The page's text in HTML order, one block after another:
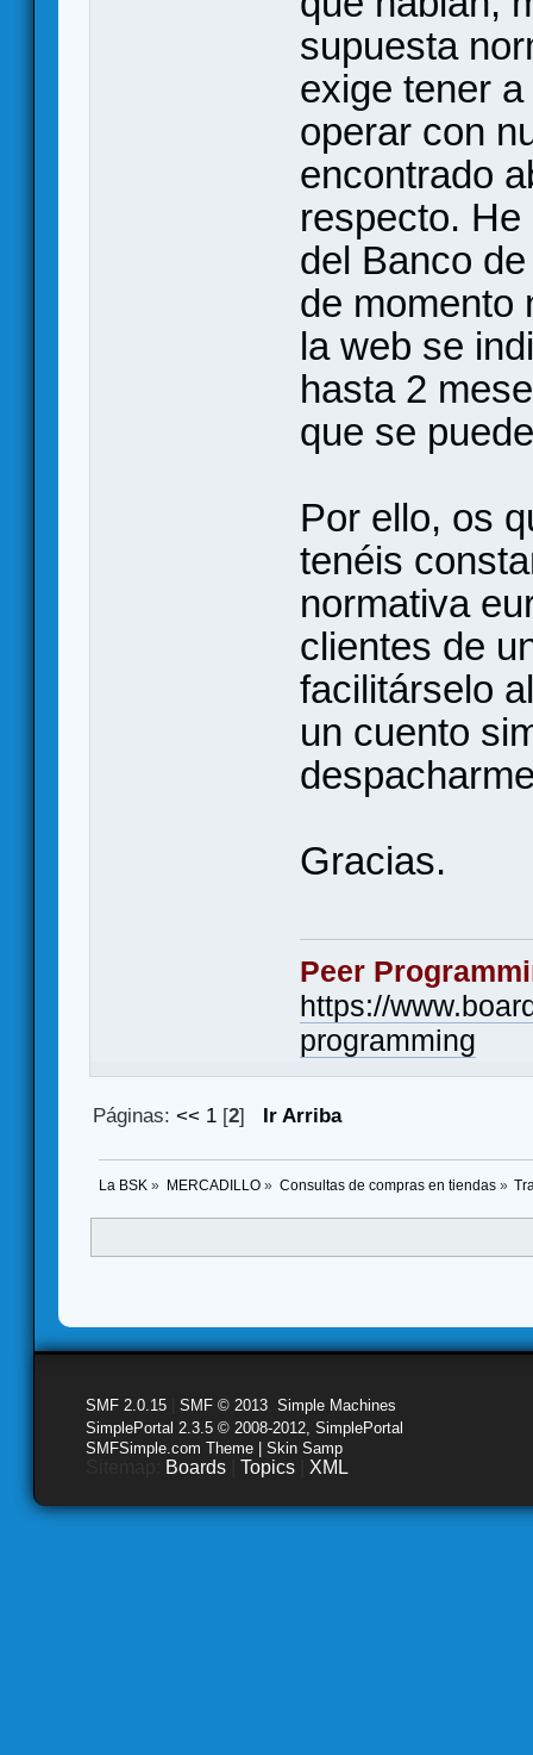
supuesta
exige tener
operar con
encontrado
respecto.
del Banco
de momento
la web se
hasta 2
que se
Por ello, os
tenéis
normativa
clientes de
facilitárselo
un cuento
Gracias.
Peer
https://
programming
Páginas:<< 1 [2] Ir Arriba
La BSK » MERCADILLO» Consultas de compras en tiendas»
SMF 2.0.15 SMF © 2013 Simple Machines
SimplePortal 2.3.5 © 2008-2012, SimplePortal
SMFSimple.com Theme | Skin Samp
Boards Topics XML